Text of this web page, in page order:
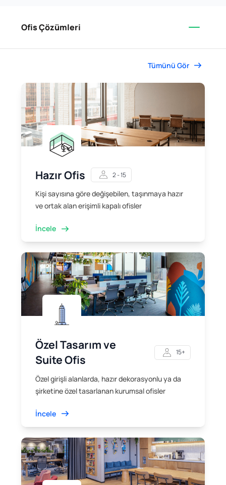
Ofis Çözümleri
Tümünü Gör
Hazır Ofis 2 - 15
Kişi sayısına göre değişebilen, taşınmaya hazır
ve ortak alan erişimli kapalı ofisler
İncele
Özel Tasarım ve
Suite Ofis
15+
Özel girişli alanlarda, hazır dekorasyonlu ya da
şirketine özel tasarlanan kurumsal ofisler
İncele